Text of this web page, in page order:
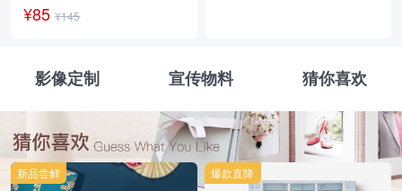
¥85 ¥145
影像定制 宣传物料 猜你喜欢
新品尝鲜 爆款直降